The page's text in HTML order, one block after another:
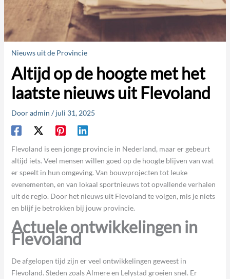
Nieuws uit de Provincie
Altijd op de hoogte met het
laatste nieuws uit Flevoland
Dooradmin /juli 31, 2025
Flevoland is een jonge provincie in Nederland, maar er gebeurt
altijd iets. Veel mensen willen goed op de hoogte blijven van wat
er speelt in hun omgeving. Van bouwprojecten tot leuke
evenementen, en van lokaal sportnieuws tot opvallende verhalen
uit de regio. Door het nieuws uit Flevoland te volgen, mis je niets
en blijf je betrokken bij jouw provincie.
Actuele ontwikkelingen in
Flevoland
De afgelopen tijd zijn er veel ontwikkelingen geweest in
Flevoland. Steden zoals Almere en Lelystad groeien snel. Er